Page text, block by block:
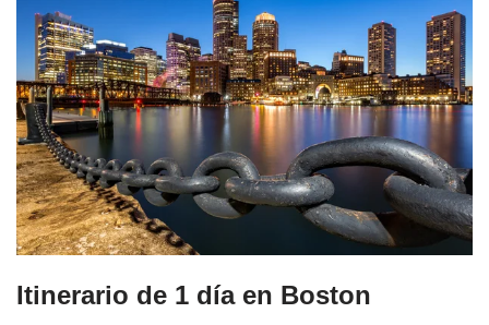
Itinerario de 1 día en Boston